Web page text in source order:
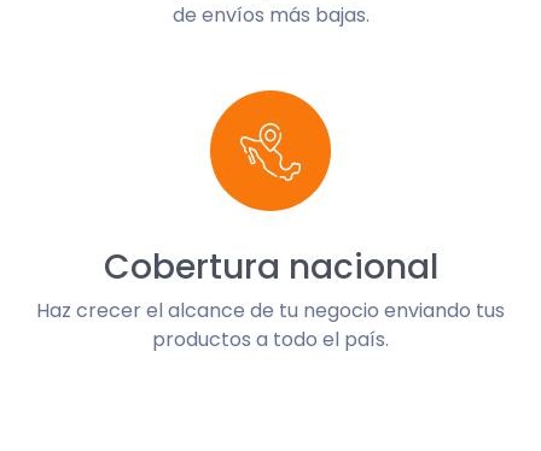
de envíos más bajas.
Cobertura nacional
Haz crecer el alcance de tu negocio enviando tus
productos a todo el país.